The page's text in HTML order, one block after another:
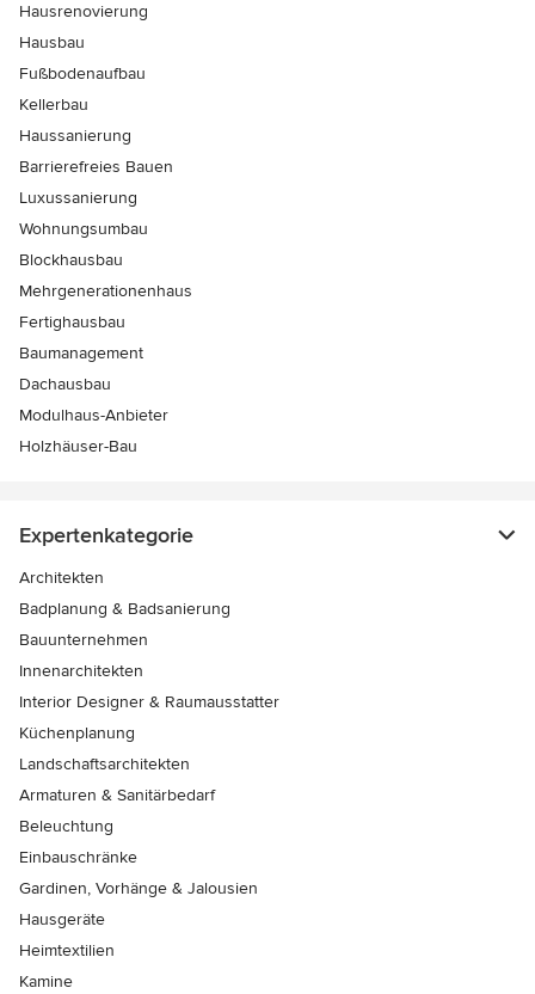
Hausrenovierung
Hausbau
Fußbodenaufbau
Kellerbau
Haussanierung
Barrierefreies Bauen
Luxussanierung
Wohnungsumbau
Blockhausbau
Mehrgenerationenhaus
Fertighausbau
Baumanagement
Dachausbau
Modulhaus-Anbieter
Holzhäuser-Bau
Expertenkategorie
Architekten
Badplanung & Badsanierung
Bauunternehmen
Innenarchitekten
Interior Designer & Raumausstatter
Küchenplanung
Landschaftsarchitekten
Armaturen & Sanitärbedarf
Beleuchtung
Einbauschränke
Gardinen, Vorhänge & Jalousien
Hausgeräte
Heimtextilien
Kamine